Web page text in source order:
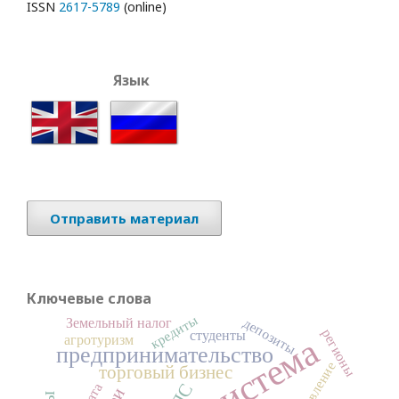
ISSN 2617-5789 (online)
Язык
English Русский
Отправить материал
Ключевые слова
предпринимательство
торговый бизнес регионы
депозиты
кредиты
Земельный налог
агротуризм студенты